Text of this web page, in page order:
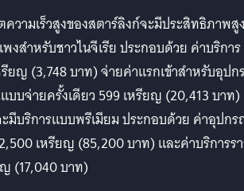
ความเร็วสูงของสตาร์ลิงก์จะมีประสิทธิภาพสู
งสำหรับชาวไนจีเรีย ประกอบด้วย ค่าบริการ
รียญ (3,748 บาท) จ่ายค่าแรกเข้าสำหรับอุป
จ่ายครั้งเดียว 599 เหรียญ (20,413 บาท)
มีบริการแบบพรีเมียม ประกอบด้วย ค่าอุปก
เหรียญ (85,200 บาท) และค่าบริการร
(17,040 บาท)